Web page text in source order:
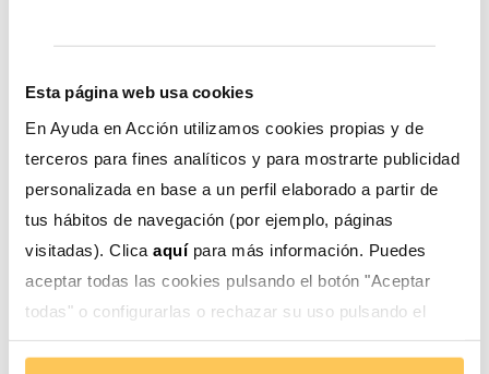
Esta página web usa cookies
En Ayuda en Acción utilizamos cookies propias y de
terceros para fines analíticos y para mostrarte publicidad
personalizada en base a un perfil elaborado a partir de
tus hábitos de navegación (por ejemplo, páginas
visitadas). Clica aquí para más información. Puedes
aceptar todas las cookies pulsando el botón "Aceptar
todas" o configurarlas o rechazar su uso pulsando el
botón "Configurar".
Somos miembros de:
Nuestro trabajo Esto te interesa